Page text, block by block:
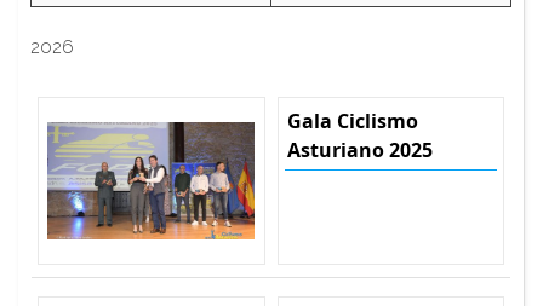
2026
Gala Ciclismo
Asturiano 2025